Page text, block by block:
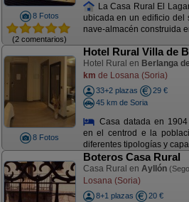
8 Fotos
(2 comentarios)
La Casa Rural El
ubicada en un edificio del
nave-almacén construida
8 Fotos
Hotel Rural Villa de
Hotel Rural en Berlanga
km de Losana (Soria)
33+2 plazas
29 €
45 km de Soria
Casa datada en
en el centrod e la
diferentes tipologías y
Boteros Casa Rural
Casa Rural en Ayllón
Losana (Soria)
8+1 plazas
20 €